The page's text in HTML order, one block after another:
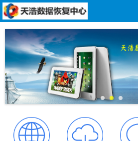
网站导航
关于我们
数据恢复
服务承诺